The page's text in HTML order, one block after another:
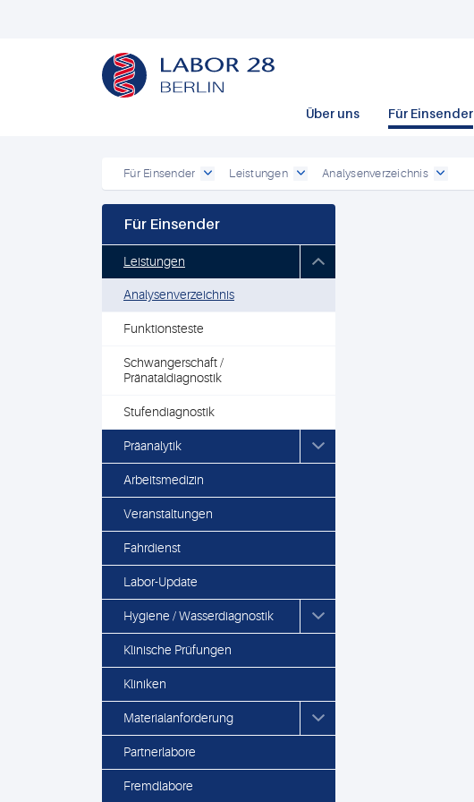
Über uns Für Einsender
Für Einsender Leistungen Analysenverzeichnis
Für Einsender
Leistungen
Analysenverzeichnis
Funktionsteste
Schwangerschaft /
Pränataldiagnostik
Stufendiagnostik
Präanalytik
Arbeitsmedizin
Veranstaltungen
Fahrdienst
Labor-Update
Hygiene / Wasserdiagnostik
Klinische Prüfungen
Kliniken
Materialanforderung
Partnerlabore
Fremdlabore